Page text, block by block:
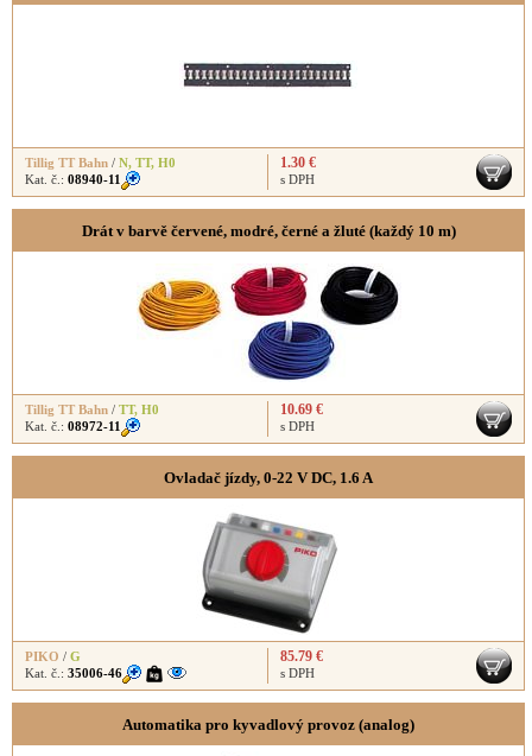
Tillig TT Bahn / N, TT, H0
Kat. č.: 08940-11
1.30 €
s DPH
Drát v barvě červené, modré, černé a žluté (každý 10 m)
Tillig TT Bahn / TT, H0
Kat. č.: 08972-11
10.69 €
s DPH
Ovladač jízdy, 0-22 V DC, 1.6 A
PIKO / G
Kat. č.: 35006-46
85.79 €
s DPH
Automatika pro kyvadlový provoz (analog)